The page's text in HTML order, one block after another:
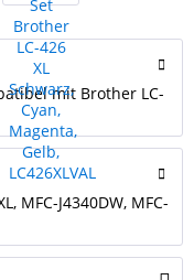
mit Brother LC-
MFC-J4340DW, MFC-